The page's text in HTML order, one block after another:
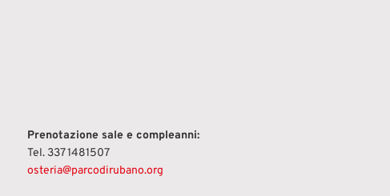
Prenotazione sale e compleanni:
Tel. 337 1481507
osteria@parcodirubano.org